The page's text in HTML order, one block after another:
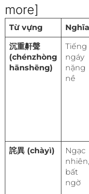
more]
Từ vựng Nghĩa
沉重鼾聲
(chénzhòng
hānshēng)
Tiếng
ngáy
nặng
nề
詫異 (chàyì)
Ngạc
nhiên,
bất
ngờ